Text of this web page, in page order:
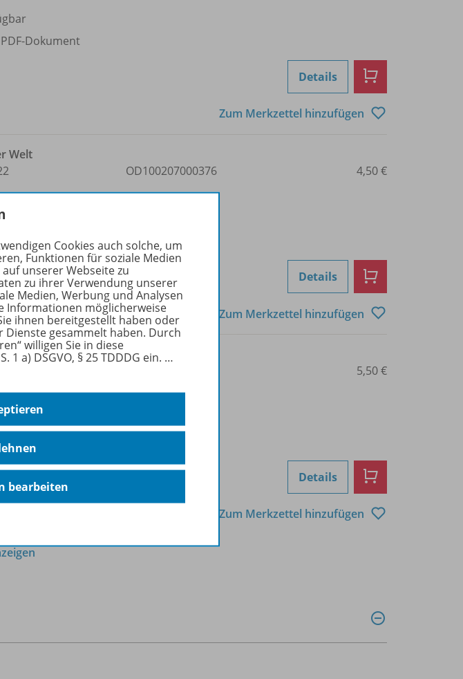
PDF-Dokument
Details
Zum Merkzettel hinzufügen
Welt
OD100207000376 4,50 €
Details
Zum Merkzettel hinzufügen
Dokument
5,50 €
Details
Zum Merkzettel hinzufügen
Cookies auch solche, um
Funktionen für soziale Medien
unserer Webseite zu
zu ihrer Verwendung unserer
Medien, Werbung und Analysen
Informationen möglicherweise
ihnen bereitgestellt haben oder
Dienste gesammelt haben. Durch
willigen Sie in diese
1 a) DSGVO, § 25 TDDDG ein. …
bearbeiten